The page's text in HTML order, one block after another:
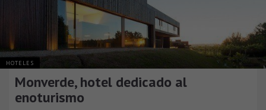
HOTELES
Monverde, hotel dedicado al
enoturismo